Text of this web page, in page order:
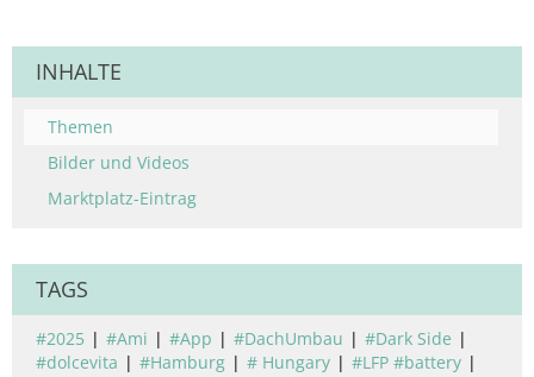
INHALTE
Themen
Bilder und Videos
Marktplatz-Eintrag
TAGS
#2025 #Ami #App #DachUmbau
#Dark Side
#dolcevita
#Hamburg # Hungary
#LFP #battery